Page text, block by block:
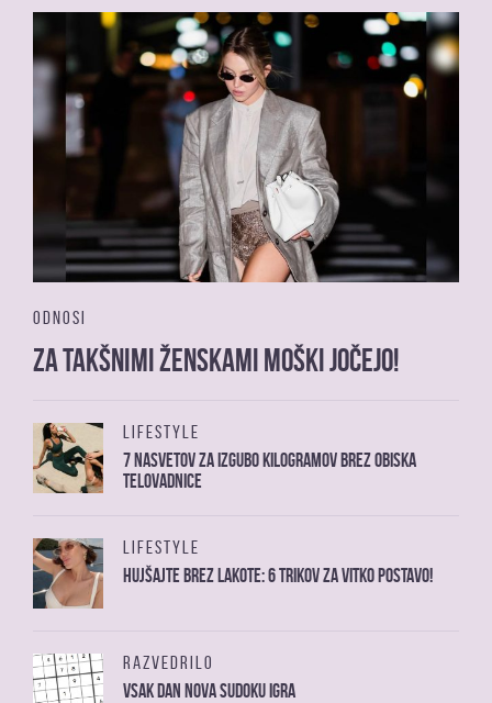
ODNOSI
Za takšnimi ženskami moški jočejo!
LIFESTYLE
7 nasvetov za izgubo kilogramov brez obiska
telovadnice
LIFESTYLE
Hujšajte brez lakote: 6 trikov za vitko postavo!
RAZVEDRILO
Vsak dan nova sudoku igra